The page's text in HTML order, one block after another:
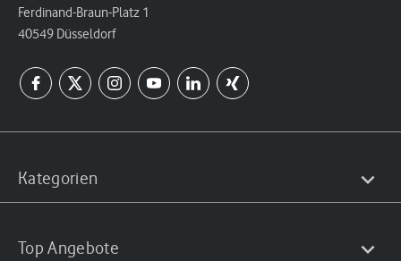
Ferdinand-Braun-Platz 1
40549 Düsseldorf
Kategorien
Top Angebote